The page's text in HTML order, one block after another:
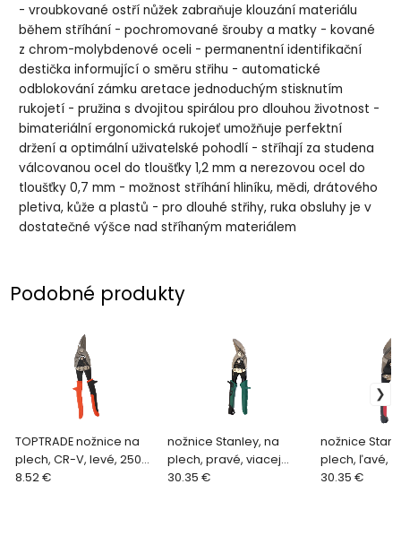
- vroubkované ostří nůžek zabraňuje klouzání materiálu
během stříhání - pochromované šrouby a matky - kované
z chrom-molybdenové oceli - permanentní identifikační
destička informující o směru střihu - automatické
odblokování zámku aretace jednoduchým stisknutím
rukojetí - pružina s dvojitou spirálou pro dlouhou životnost -
bimateriální ergonomická rukojeť umožňuje perfektní
držení a optimální uživatelské pohodlí - stříhají za studena
válcovanou ocel do tloušťky 1,2 mm a nerezovou ocel do
tloušťky 0,7 mm - možnost stříhání hliníku, mědi, drátového
pletiva, kůže a plastů - pro dlouhé střihy, ruka obsluhy je v
dostatečné výšce nad stříhaným materiálem
Podobné produkty
TOPTRADE nožnice na
plech, CR-V, levé, 250
mm
8.52 €
nožnice Stanley, na
plech, pravé, viacej
zahnuté, 250 mm
30.35 €
nožnice
plech, ľavé,
zahnuté, 250
30.35 €